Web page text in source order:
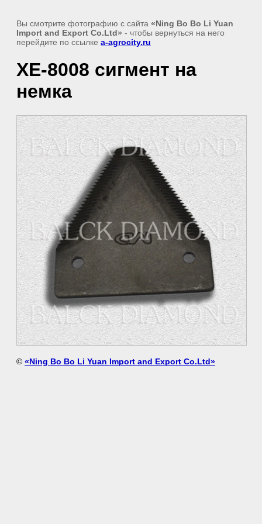
Вы смотрите фотографию с сайта «Ning Bo Bo Li Yuan
Import and Export Co.Ltd» - чтобы вернуться на него
перейдите по ссылке a-agrocity.ru
XE-8008 сигмент на
немка
© «Ning Bo Bo Li Yuan Import and Export Co.Ltd»